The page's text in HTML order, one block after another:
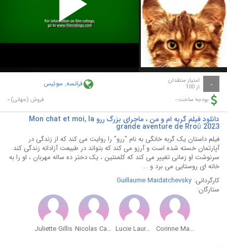
Play
Video
- امتیاز منتقدان
از 100 فرانسه, سوئیس
بودجه ساخت:- فروش (جهانی):-
دانلود فیلم گربه ام و من ، ماجرای بزرگ ررو Mon chat et moi, la
grande aventure de Rroû 2023
فیلم داستان یک گربه خانگی به نام "ررو" را روایت می کند که از زندگی در
آپارتمان خسته شده است و آرزو می کند که بتواند در طبیعت آزادانه زندگی کند.
سرنوشت او زمانی تغییر می کند که کلمنتین ، یک دختر ده ساله مهربان ، او را به
خانه ای روستایی می برد و ...
کارگردانی: Guillaume Maidatchevsky
ستارگان:
Corinne Masiero
Lucie Laurent
Nicolas Casar-Umbdenstock
Juliette Gillis